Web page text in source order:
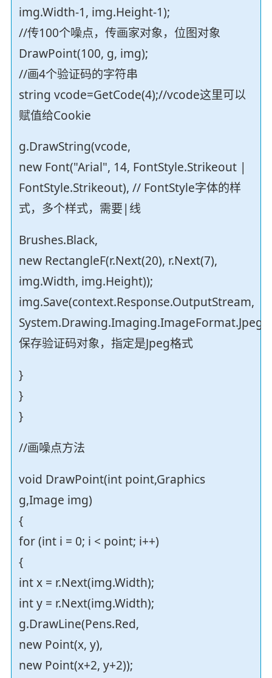
img.Width-1, img.Height-1);
//传100个噪点，传画家对象，位图对象
DrawPoint(100, g, img);
//画4个验证码的字符串
string vcode=GetCode(4);//vcode这里可以
赋值给Cookie
g.DrawString(vcode,
new Font("Arial", 14, FontStyle.Strikeout |
FontStyle.Strikeout), // FontStyle字体的样
式，多个样式，需要|线
Brushes.Black,
new RectangleF(r.Next(20), r.Next(7),
img.Width, img.Height));
img.Save(context.Response.OutputStream,
保存验证码对象，指定是Jpeg格式
}
}
}
//画噪点方法
void DrawPoint(int point,Graphics
g,Image img)
{
for (int i = 0; i < point; i++)
{
int x = r.Next(img.Width);
int y = r.Next(img.Width);
g.DrawLine(Pens.Red,
new Point(x, y),
new Point(x+2, y+2));